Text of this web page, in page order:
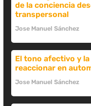
de la conciencia
transpersonal
Jose Manuel Sánchez
El tono afectivo y
reaccionar en
Jose Manuel Sánchez